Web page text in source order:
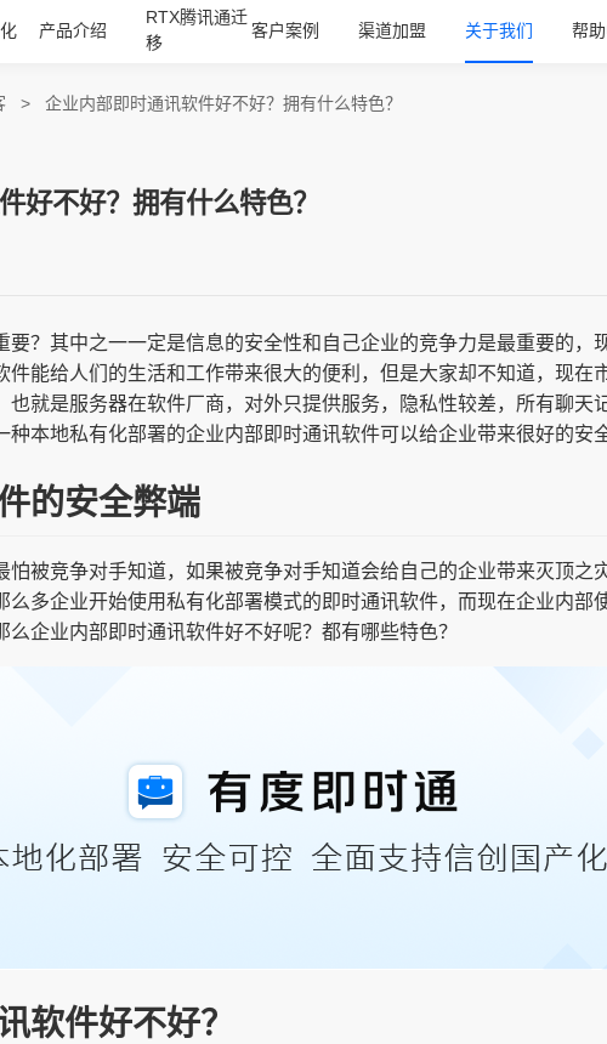
产品介绍
RTX腾讯通迁
移
客户案例 渠道加盟 关于我们 帮
> 企业内部即时通讯软件好不好？拥有什么特色？
好不好？拥有什么特色？
要？其中之一一定是信息的安全性和自己企业的竞争力是最重要的，
件能给人们的生活和工作带来很大的便利，但是大家却不知道，现在
也就是服务器在软件厂商，对外只提供服务，隐私性较差，所有聊天
本地私有化部署的企业内部即时通讯软件可以给企业带来很好的安
的安全弊端
怕被竞争对手知道，如果被竞争对手知道会给自己的企业带来灭顶之
么多企业开始使用私有化部署模式的即时通讯软件，而现在企业内部
企业内部即时通讯软件好不好呢？都有哪些特色？
软件好不好？